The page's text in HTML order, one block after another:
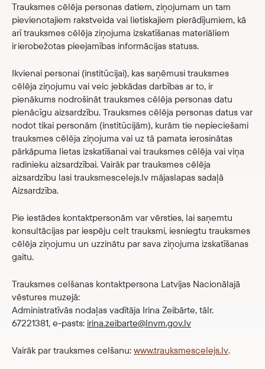
Trauksmes cēlēja personas datiem, ziņojumam un tam
pievienotajiem rakstveida vai lietiskajiem pierādījumiem, kā
arī trauksmes cēlēja ziņojuma izskatīšanas materiāliem
ir ierobežotas pieejamības informācijas statuss.
Ikvienai personai (institūcijai), kas saņēmusi trauksmes
cēlēja ziņojumu vai veic jebkādas darbības ar to, ir
pienākums nodrošināt trauksmes cēlēja personas datu
pienācīgu aizsardzību. Trauksmes cēlēja personas datus var
nodot tikai personām (institūcijām), kurām tie nepieciešami
trauksmes cēlēja ziņojuma vai uz tā pamata ierosinātas
pārkāpuma lietas izskatīšanai vai trauksmes cēlēja vai viņa
radinieku aizsardzībai. Vairāk par trauksmes cēlēja
aizsardzību lasi trauksmescelejs.lv mājaslapas sadaļā
Aizsardzība.
Pie iestādes kontaktpersonām var vērsties, lai saņemtu
konsultācijas par iespēju celt trauksmi, iesniegtu trauksmes
cēlēja ziņojumu un uzzinātu par sava ziņojuma izskatīšanas
gaitu.
Trauksmes celšanas kontaktpersona Latvijas Nacionālajā
vēstures muzejā:
Administratīvās nodaļas vadītāja Irina Zeibārte, tālr.
67221381, e-pasts: irina.zeibarte@lnvm.gov.lv
Vairāk par trauksmes celšanu: www.trauksmescelejs.lv.